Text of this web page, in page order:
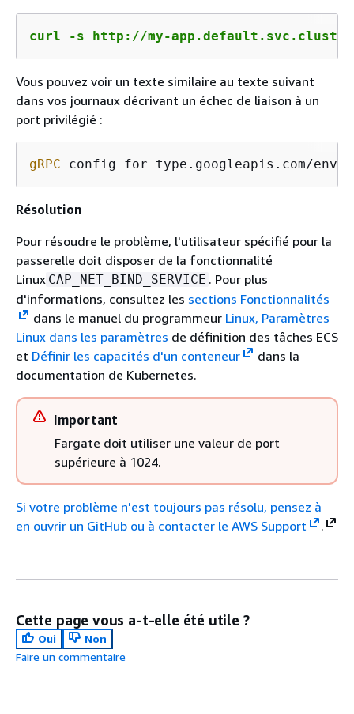
curl -s http://my-
Vous pouvez voir un texte similaire au texte suivant
dans vos journaux décrivant un échec de liaison à un
port privilégié :
gRPC config for type.googleapis.com/
Résolution
Pour résoudre le problème, l'utilisateur spécifié pour la
passerelle doit disposer de la fonctionnalité
Linux CAP_NET_BIND_SERVICE . Pour plus
d'informations, consultez les sections Fonctionnalités
dans le manuel du programmeur Linux, Paramètres
Linux dans les paramètres de définition des tâches ECS
et Définir les capacités d'un conteneur
dans la
documentation de Kubernetes.
Important
Fargate doit utiliser une valeur de port
supérieure à 1024.
Si votre problème n'est toujours pas résolu, pensez à
en ouvrir un GitHub ou à contacter le AWS Support .
Cette page vous a-t-elle été utile ?
Oui
Non
Faire un commentaire